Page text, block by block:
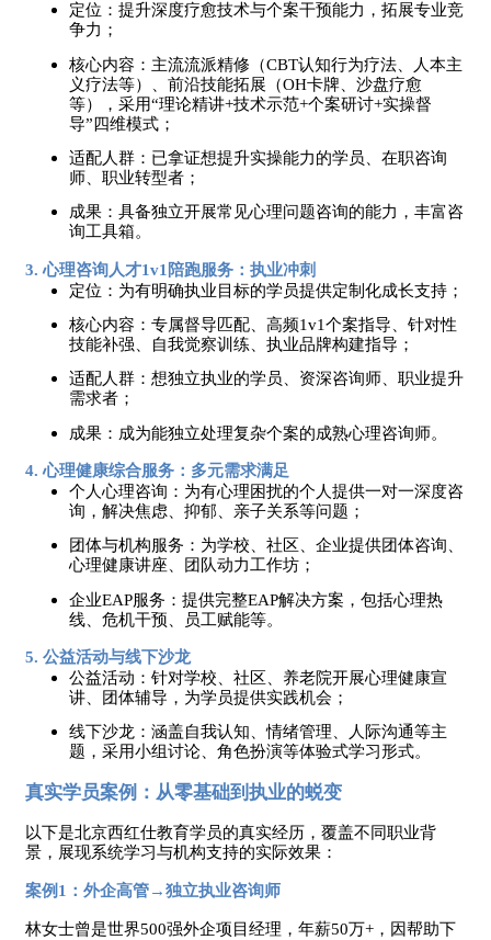
定位：提升深度疗愈技术与个案干预能力，拓展专业竞
争力；
核心内容：主流流派精修（CBT认知行为疗法、人本主
义疗法等）、前沿技能拓展（OH卡牌、沙盘疗愈
等），采用“理论精讲+技术示范+个案研讨+实操督
导”四维模式；
适配人群：已拿证想提升实操能力的学员、在职咨询
师、职业转型者；
成果：具备独立开展常见心理问题咨询的能力，丰富咨
询工具箱。
3. 心理咨询人才1v1陪跑服务：执业冲刺
定位：为有明确执业目标的学员提供定制化成长支持；
核心内容：专属督导匹配、高频1v1个案指导、针对性
技能补强、自我觉察训练、执业品牌构建指导；
适配人群：想独立执业的学员、资深咨询师、职业提升
需求者；
成果：成为能独立处理复杂个案的成熟心理咨询师。
4. 心理健康综合服务：多元需求满足
个人心理咨询：为有心理困扰的个人提供一对一深度咨
询，解决焦虑、抑郁、亲子关系等问题；
团体与机构服务：为学校、社区、企业提供团体咨询、
心理健康讲座、团队动力工作坊；
企业EAP服务：提供完整EAP解决方案，包括心理热
线、危机干预、员工赋能等。
5. 公益活动与线下沙龙
公益活动：针对学校、社区、养老院开展心理健康宣
讲、团体辅导，为学员提供实践机会；
线下沙龙：涵盖自我认知、情绪管理、人际沟通等主
题，采用小组讨论、角色扮演等体验式学习形式。
真实学员案例：从零基础到执业的蜕变
以下是北京西红仕教育学员的真实经历，覆盖不同职业背
景，展现系统学习与机构支持的实际效果：
案例 1：外企高管→独立执业咨询师
林女士曾是世界500强外企项目经理，年薪50万+，因帮助下